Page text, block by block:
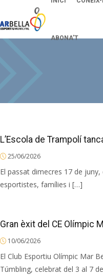
ABONA’T
L’Escola de Trampolí
25/06/2026
El passat dimecres 17 de
esportistes, famílies i […]
Gran èxit del CE Olímpic
10/06/2026
El Club Esportiu Olímpic Mar
Túmbling, celebrat del 3 al 7